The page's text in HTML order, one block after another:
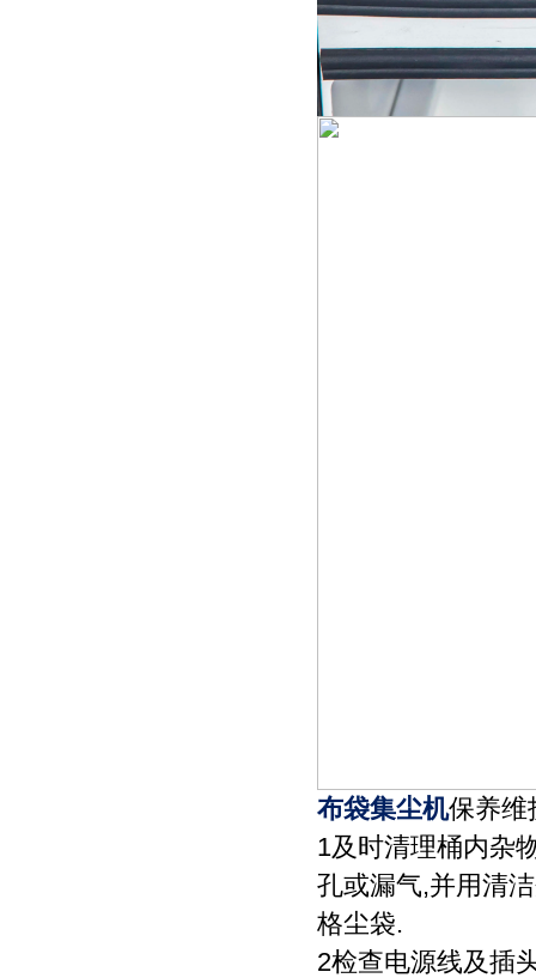
布袋集尘机保养维
1及时清理桶内杂
孔或漏气,并用清
格尘袋.
2检查电源线及插